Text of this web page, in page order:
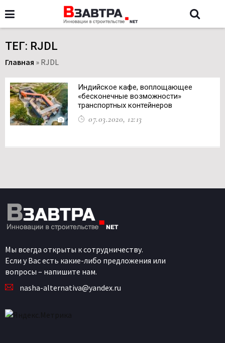
ТЕГ: RJDL
Главная » RJDL
Индийское кафе, воплощающее
«бесконечные возможности»
транспортных контейнеров
07.03.2020, 12:13
Мы всегда открыты к сотрудничеству.
Если у Вас есть какие-либо предложения или
вопросы – напишите нам.
nasha-alternativa@yandex.ru